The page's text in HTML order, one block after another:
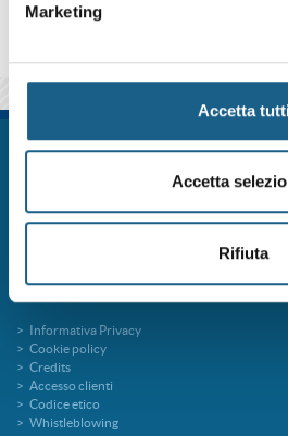
Marketing
Accetta
Accetta
Rifiuta
FORM.ART SOC. CONS. A R.L. è un sistema
presso la Regione Emilia Romagna per la
FORMart via Ronco, 3 40013 Castel Maggiore
Informativa Privacy
Cookie policy
Credits
Accesso clienti
Codice etico
Whistleblowing